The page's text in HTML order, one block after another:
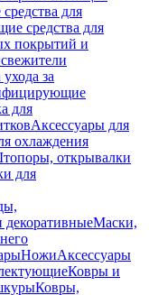
для
средства для
покрытий и
за
для
Аксессуары для
охлаждения
открывалки
для
Маски,
НожиАксессуары
Ковры и
Ковры,